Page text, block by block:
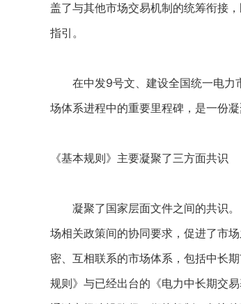
盖了与其他市场交易机制的统筹衔接
指引。
在中发9号文、建设全国统一电力
场体系进程中的重要里程碑，是一份
《基本规则》主要凝聚了三方面共识
凝聚了国家层面文件之间的共识。
场相关政策间的协同要求，促进了市
密、互相联系的市场体系，包括中长
规则》与已经出台的《电力中长期交